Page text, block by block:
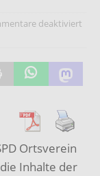
deaktiviert
Ortsverein
Inhalte der